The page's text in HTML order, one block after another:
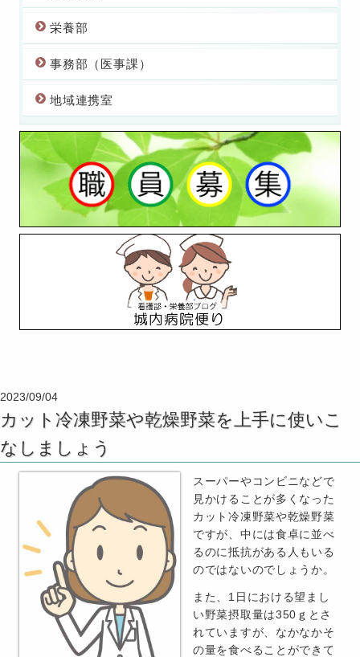
栄養部
事務部（医事課）
地域連携室
2023/09/04
カット冷凍野菜や乾燥野菜を上手に使いこ
なしましょう
スーパーやコンビニなどで
見かけることが多くなった
カット冷凍野菜や乾燥野菜
ですが、中には食卓に並べ
るのに抵抗がある人もいる
のではないのでしょうか。
また、1日における望まし
い野菜摂取量は350ｇとさ
れていますが、なかなかそ
の量を食べることができて